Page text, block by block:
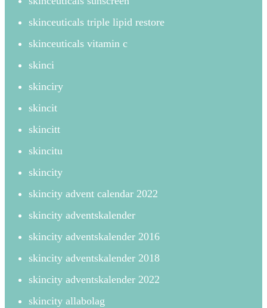
skinceuticals triple lipid restore
skinceuticals vitamin c
skinci
skinciry
skincit
skincitt
skincitu
skincity
skincity advent calendar 2022
skincity adventskalender
skincity adventskalender 2016
skincity adventskalender 2018
skincity adventskalender 2022
skincity allabolag